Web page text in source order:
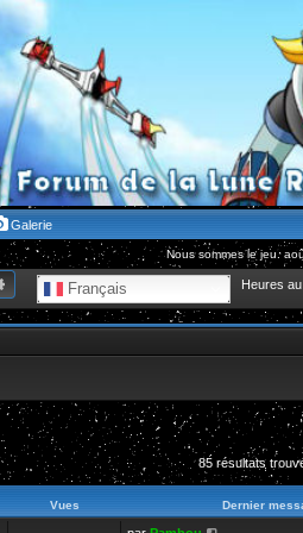
Galerie
Nous sommes le jeu.
Heures
Français
Recherche avancée
85 résultats
Vues Dernier